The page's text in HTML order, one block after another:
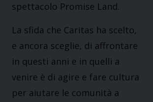
spettacolo Promise Land.
La sfida che Caritas ha scelto,
e ancora sceglie, di affrontare
in questi anni e in quelli a
venire è di agire e fare cultura
per aiutare le comunità a